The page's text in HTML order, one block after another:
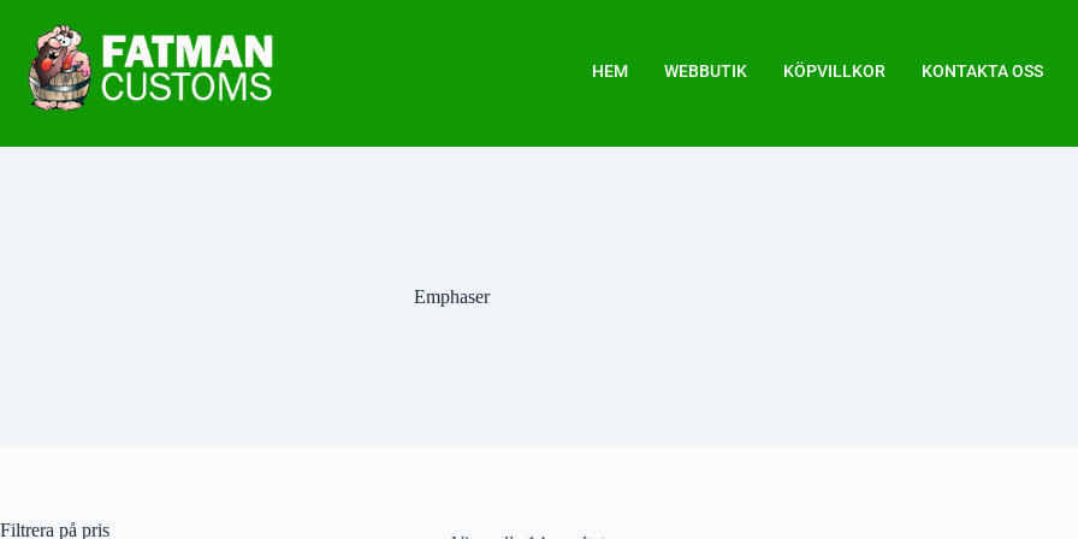
HEM WEBBUTIK KÖPVILLKOR KONTAKTA OSS
Emphaser
Filtrera på pris